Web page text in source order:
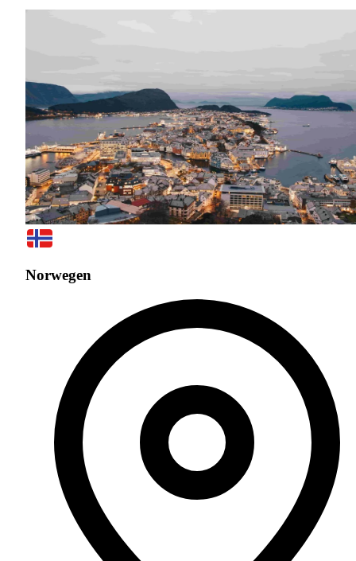
Norwegen